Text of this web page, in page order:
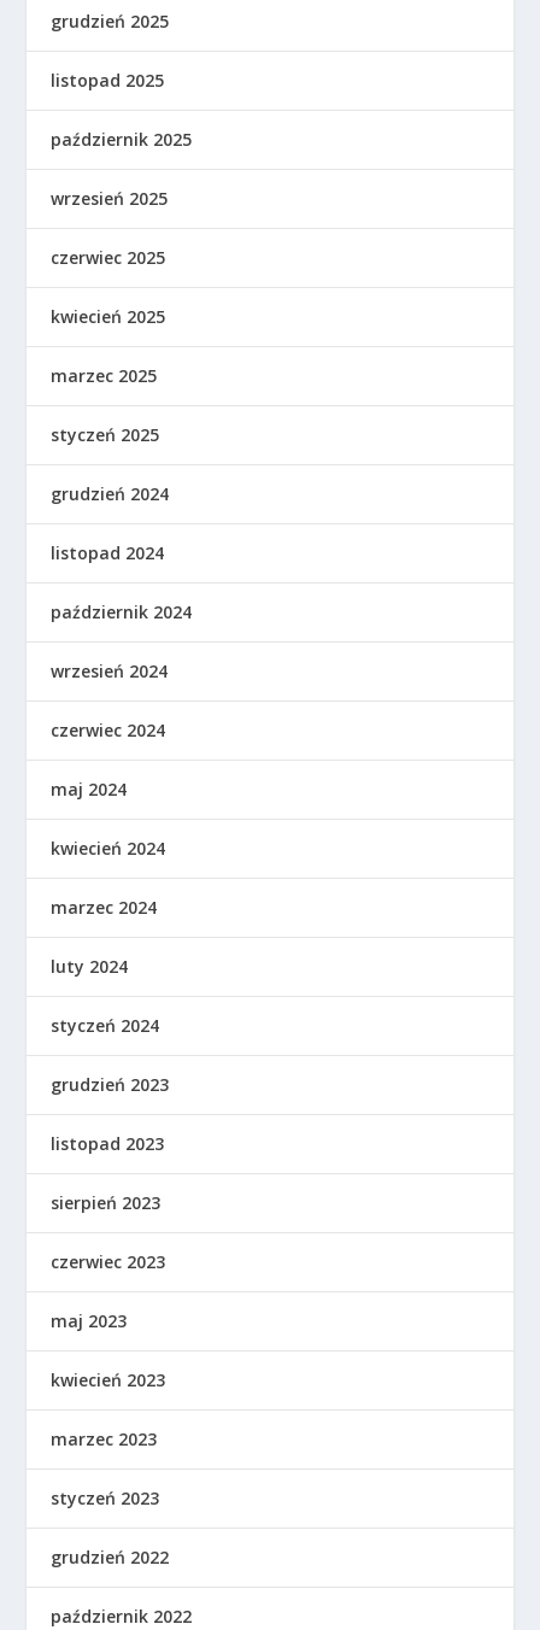
grudzień 2025
listopad 2025
październik 2025
wrzesień 2025
czerwiec 2025
kwiecień 2025
marzec 2025
styczeń 2025
grudzień 2024
listopad 2024
październik 2024
wrzesień 2024
czerwiec 2024
maj 2024
kwiecień 2024
marzec 2024
luty 2024
styczeń 2024
grudzień 2023
listopad 2023
sierpień 2023
czerwiec 2023
maj 2023
kwiecień 2023
marzec 2023
styczeń 2023
grudzień 2022
październik 2022